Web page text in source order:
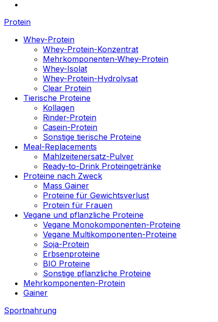
Protein
Whey-Protein
Whey-Protein-Konzentrat
Mehrkomponenten-Whey-Protein
Whey-Isolat
Whey-Protein-Hydrolysat
Clear Protein
Tierische Proteine
Kollagen
Rinder-Protein
Casein-Protein
Sonstige tierische Proteine
Meal-Replacements
Mahlzeitenersatz-Pulver
Ready-to-Drink Proteingetränke
Proteine nach Zweck
Mass Gainer
Proteine für Gewichtsverlust
Protein für Frauen
Vegane und pflanzliche Proteine
Vegane Monokomponenten-Proteine
Vegane Multikomponenten-Proteine
Soja-Protein
Erbsenproteine
BIO Proteine
Sonstige pflanzliche Proteine
Mehrkomponenten-Protein
Gainer
Sportnahrung